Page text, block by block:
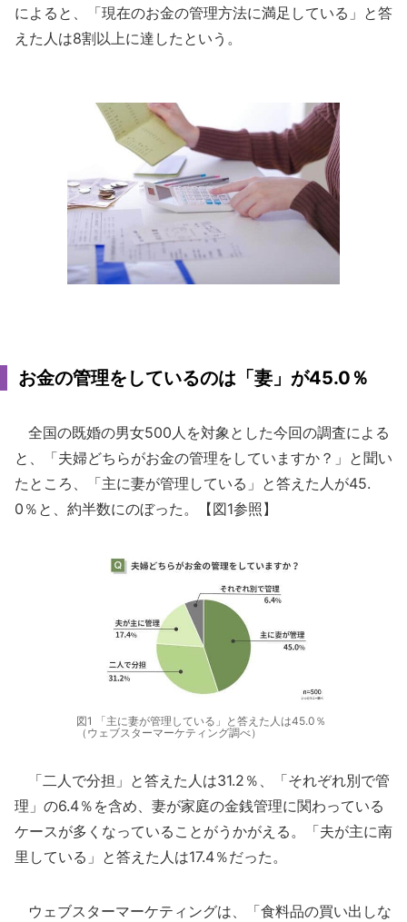
によると、「現在のお金の管理方法に満足している」と答
えた人は8割以上に達したという。
お金の管理をしているのは「妻」が45.0％
全国の既婚の男女500人を対象とした今回の調査による
と、「夫婦どちらがお金の管理をしていますか？」と聞い
たところ、「主に妻が管理している」と答えた人が45.
0％と、約半数にのぼった。【図1参照】
図1 「主に妻が管理している」と答えた人は45.0％
（ウェブスターマーケティング調べ）
「二人で分担」と答えた人は31.2％、「それぞれ別で管
理」の6.4％を含め、妻が家庭の金銭管理に関わっている
ケースが多くなっていることがうかがえる。「夫が主に南
里している」と答えた人は17.4％だった。
ウェブスターマーケティングは、「食料品の買い出しな